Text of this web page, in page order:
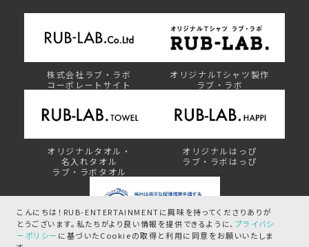
こんにちは！RUB-ENTERTAINMENTに興味を持ってくださりありが
とうございます。 私たちがより良い情報を提供できるように、 プライバシ
ーポリシー に基づいたCookieの取得と利用に同意をお願いいたしま
株式会社ラブ・ラボ
コーポレートサイト
オリジナルTシャツ製作
ラブ・ラボ
オリジナルタオル・
名入れタオル
ラブ・ラボタオル
オリジナルはっぴ
ラブ・ラボはっぴ
プライバシーマーク制度